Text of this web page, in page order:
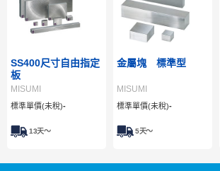
SS400尺寸自由指定
板
MISUMI
標準單價(未稅)-
13天～
金屬塊 標準型
MISUMI
標準單價(未稅)-
5天～